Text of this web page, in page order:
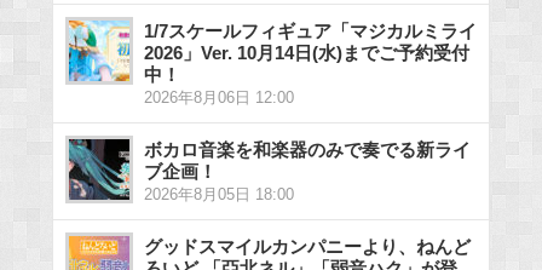
1/7スケールフィギュア「マジカルミライ
2026」Ver. 10月14日(水)までご予約受付
中！
2026年8月06日 12:00
ボカロ音楽を和楽器のみで奏でる新ライ
ブ企画！
2026年8月05日 18:00
グッドスマイルカンパニーより、ねんど